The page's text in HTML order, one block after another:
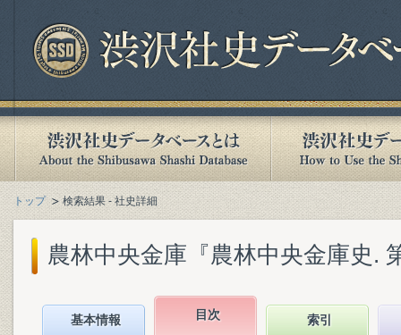
トップ 検索結果 - 社史詳細
農林中央金庫『農林中央金庫史.
基本情報 目次 索引